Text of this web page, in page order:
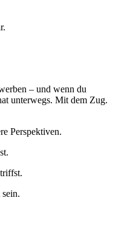
– und wenn du
unterwegs. Mit dem Zug.
Perspektiven.